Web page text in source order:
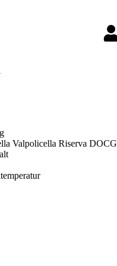
Valpolicella Riserva DOCG